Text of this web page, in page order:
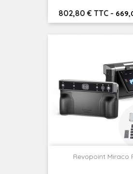
Prix
802,80 € TTC -
Revopoint Miraco